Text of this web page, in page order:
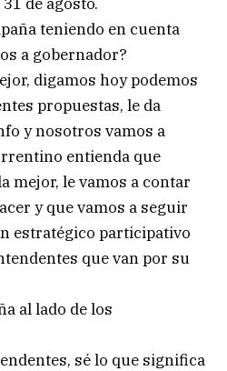
teniendo en cuenta
a gobernador?
digamos hoy podemos
propuestas, le da
y nosotros vamos a
entienda que
mejor, le vamos a contar
y que vamos a seguir
estratégico participativo
que van por su
al lado de los
sé lo que significa